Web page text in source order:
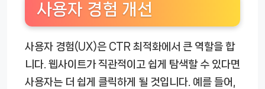
사용자 경험 개선
사용자 경험(UX)은 CTR 최적화에서 큰 역할을 합
니다. 웹사이트가 직관적이고 쉽게 탐색할 수 있다면
사용자는 더 쉽게 클릭하게 될 것입니다. 예를 들어,